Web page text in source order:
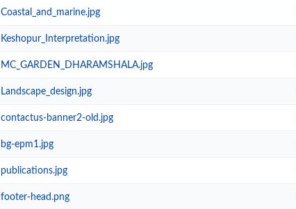
Coastal_and_marine.jpg
Keshopur_Interpretation.jpg
MC_GARDEN_DHARAMSHALA.jpg
Landscape_design.jpg
contactus-banner2-old.jpg
bg-epm1.jpg
publications.jpg
footer-head.png